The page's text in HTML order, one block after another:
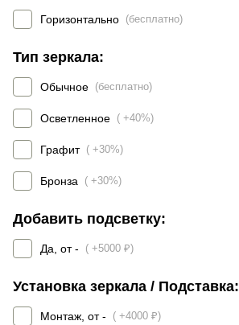
Горизонтально (бесплатно)
Тип зеркала:
Обычное (бесплатно)
Осветленное ( +40%)
Графит ( +30%)
Бронза ( +30%)
Добавить подсветку:
Да, от - ( +5000 ₽)
Установка зеркала / Подставка:
Монтаж, от - ( +4000 ₽)